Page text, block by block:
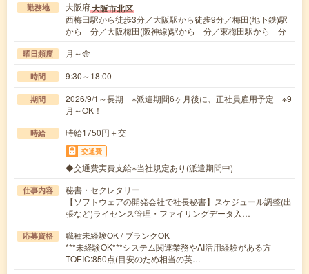
勤務地 大阪府大阪市北区
西梅田駅から徒歩3分／大阪駅から徒歩9分／梅田(地下鉄)駅
から---分／大阪梅田(阪神線)駅から---分／東梅田駅から---分
曜日頻度 月～金
時間 9:30～18:00
期間
2026/9/1～長期 ※派遣期間6ヶ月後に、正社員雇用予定 ※9
月～OK！
時給 時給1750円＋交
交通費
◆交通費実費支給※当社規定あり(派遣期間中)
仕事内容
秘書・セクレタリー
【ソフトウェアの開発会社で社長秘書】スケジュール調整(出
張など)ライセンス管理・ファイリングデータ入…
応募資格
職種未経験OK / ブランクOK
***未経験OK***システム関連業務やAI活用経験がある方
TOEIC:850点(目安のため相当の英…